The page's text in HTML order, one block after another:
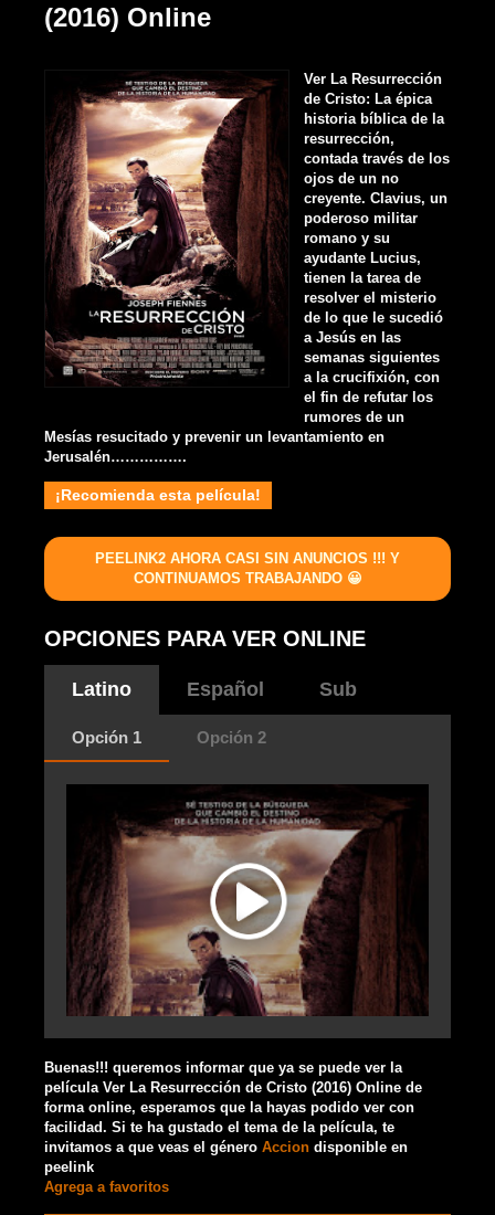
(2016) Online
Ver La Resurrección
de Cristo: La épica
historia bíblica de la
resurrección,
contada través de los
ojos de un no
creyente. Clavius, un
poderoso militar
romano y su
ayudante Lucius,
tienen la tarea de
resolver el misterio
de lo que le sucedió
a Jesús en las
semanas siguientes
a la crucifixión, con
el fin de refutar los
rumores de un
Mesías resucitado y prevenir un levantamiento en
Jerusalén…………….
¡Recomienda esta película!
PEELINK2 AHORA CASI SIN ANUNCIOS !!! Y
CONTINUAMOS TRABAJANDO 😀
OPCIONES PARA VER ONLINE
Latino Español Sub
Opción 1 Opción 2
Buenas!!! queremos informar que ya se puede ver la
película Ver La Resurrección de Cristo (2016) Online de
forma online, esperamos que la hayas podido ver con
facilidad. Si te ha gustado el tema de la película, te
invitamos a que veas el género Accion disponible en
peelink
Agrega a favoritos